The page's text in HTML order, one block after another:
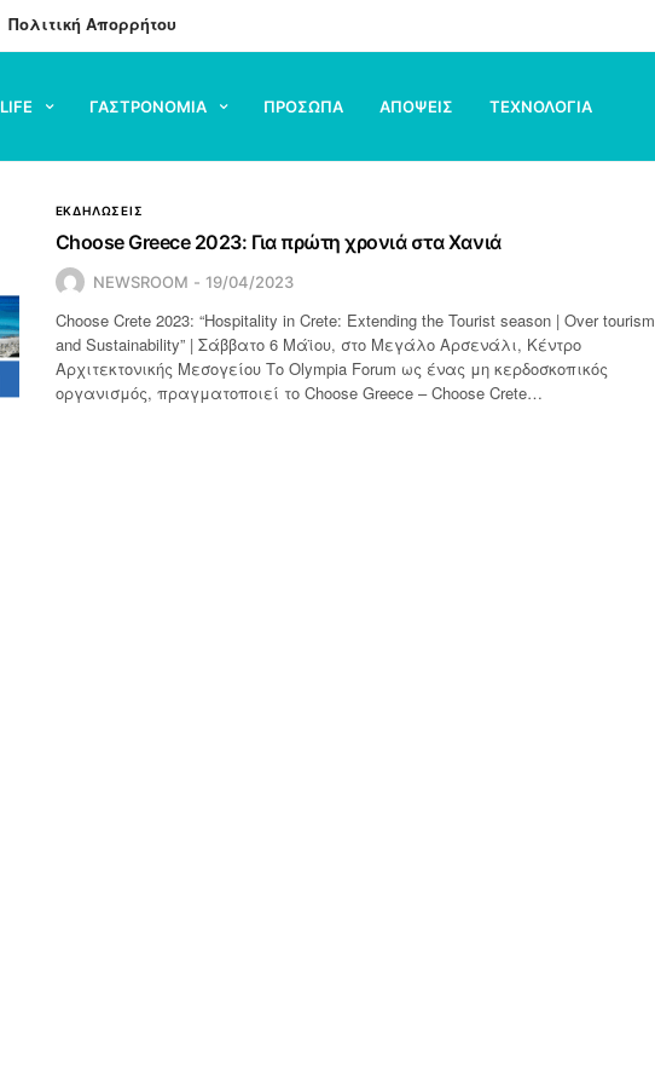
Πολιτική Απορρήτου
LIFE ΓΑΣΤΡΟΝΟΜΙΑ ΠΡΟΣΩΠΑ ΑΠΟΨΕΙΣ ΤΕΧΝΟΛΟΓΙΑ
ΕΚΔΗΛΩΣΕΙΣ
Choose Greece 2023: Για πρώτη χρονιά στα Χανιά
NEWSROOM 19/04/2023
Choose Crete 2023: “Hospitality in Crete: Extending the Tourist season | Over tourism
and Sustainability” | Σάββατο 6 Μάϊου, στο Μεγάλο Αρσενάλι, Κέντρο
Αρχιτεκτονικής Μεσογείου Το Olympia Forum ως ένας μη κερδοσκοπικός
οργανισμός, πραγματοποιεί το Choose Greece – Choose Crete…